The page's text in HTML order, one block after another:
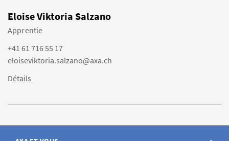
Eloise Viktoria Salzano
Apprentie
+41 61 716 55 17
eloiseviktoria.salzano@axa.ch
Détails